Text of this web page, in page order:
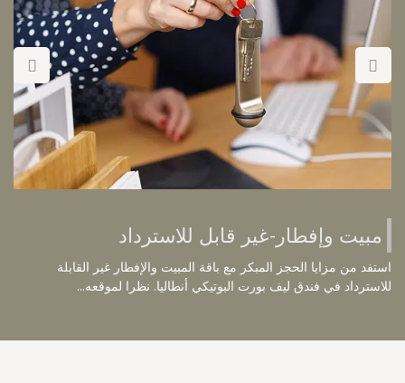
مبيت وإفطار-غير قابل للاسترداد
استفد من مزايا الحجز المبكر مع باقة المبيت والإفطار غير القابلة
للاسترداد في فندق ليف بورت البوتيكي أنطاليا. نظرا لموقعه...